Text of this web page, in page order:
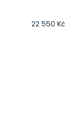
22 550 Kč